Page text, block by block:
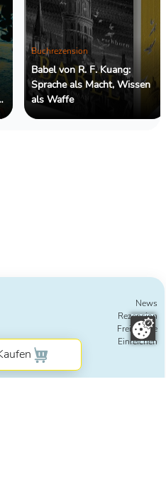
Buchrezension
Babel von R. F. Kuang:
Sprache als Macht, Wissen
als Waffe
News
Rezension
Freie Texte
Einreichen